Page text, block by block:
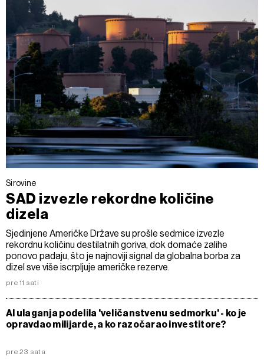
Sirovine
SAD izvezle rekordne količine
dizela
Sjedinjene Američke Države su prošle sedmice izvezle
rekordnu količinu destilatnih goriva, dok domaće zalihe
ponovo padaju, što je najnoviji signal da globalna borba za
dizel sve više iscrpljuje američke rezerve.
pre 11 sati
AI ulaganja podelila 'veličanstvenu sedmorku' - ko je
opravdao milijarde, a ko razočarao investitore?
pre 23 sata